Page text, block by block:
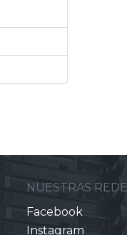
NUESTRAS
Facebook
Instagram